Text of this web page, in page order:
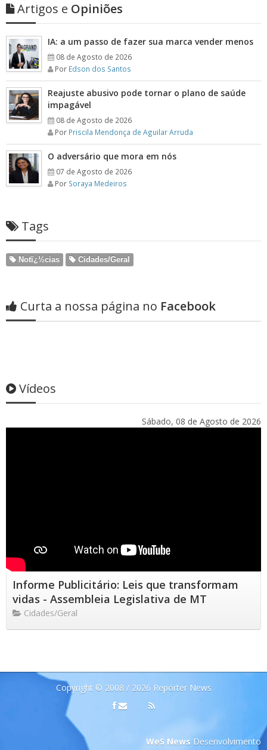
Artigos e Opiniões
IA: a um passo de fazer sua marca vender menos
08 de Agosto de 2026
Por Edson dos Santos
Reajuste abusivo pode tornar o plano de saúde
impagável
08 de Agosto de 2026
Por Priscila Mendonça de Aguilar Arruda
O adversário que mora em nós
07 de Agosto de 2026
Por Soraya Medeiros
Tags
Notï¿½cias Cidades/Geral
Curta a nossa página no Facebook
Vídeos
Sábado, 08 de Agosto de 2026
Informe Publicitário: Leis que transformam
vidas - Assembleia Legislativa de MT
Cidades/Geral
Copyright © 2008 / 2026 Repórter News
WeS News Desenvolvimento